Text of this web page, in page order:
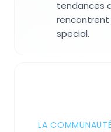
tendances
rencontrent
special.
LA